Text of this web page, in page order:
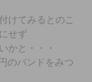
けてみるとのこ
せず
かと・・・
のバンドをみつ